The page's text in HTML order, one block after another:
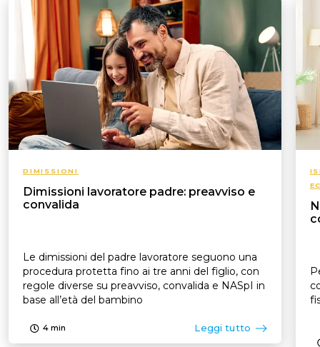
DIMISSIONI
Dimissioni lavoratore padre: preavviso e
convalida
Le dimissioni del padre lavoratore seguono una
procedura protetta fino ai tre anni del figlio, con
regole diverse su preavviso, convalida e NASpI in
base all’età del bambino
4 min Leggi tutto